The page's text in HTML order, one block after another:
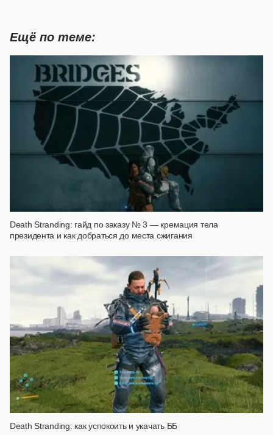
Ещё по теме:
Death Stranding: гайд по заказу № 3 — кремация тела
президента и как добраться до места сжигания
Death Stranding: как успокоить и укачать ББ